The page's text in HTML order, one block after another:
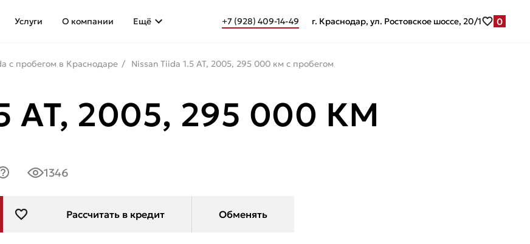
Услуги О компании Ещё +7 (928) 409-14-49 г. Краснодар, ул. Ростовское шоссе, 20/1 0
с пробегом в Краснодаре Nissan Tiida 1.5 AT, 2005, 295 000 км c пробегом
AT, 2005, 295 000 КМ
1346